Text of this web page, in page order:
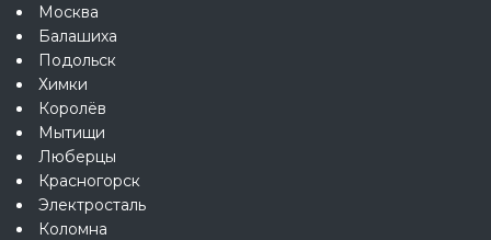
Москва
Балашиха
Подольск
Химки
Королёв
Мытищи
Люберцы
Красногорск
Электросталь
Коломна